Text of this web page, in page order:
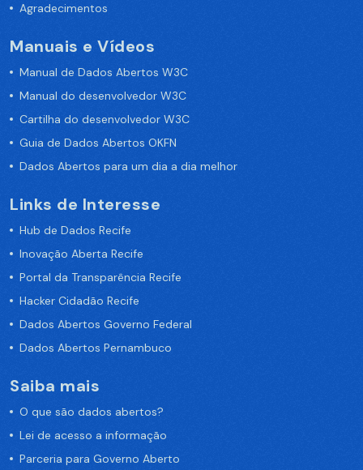
Agradecimentos
Manuais e Vídeos
Manual de Dados Abertos W3C
Manual do desenvolvedor W3C
Cartilha do desenvolvedor W3C
Guia de Dados Abertos OKFN
Dados Abertos para um dia a dia melhor
Links de Interesse
Hub de Dados Recife
Inovação Aberta Recife
Portal da Transparência Recife
Hacker Cidadão Recife
Dados Abertos Governo Federal
Dados Abertos Pernambuco
Saiba mais
O que são dados abertos?
Lei de acesso a informação
Parceria para Governo Aberto